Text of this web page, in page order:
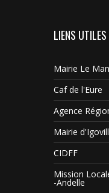
LIENS UTILES
Mairie Le
Caf de l'Eure
Agence
Mairie
CIDFF
Mission
-Andelle